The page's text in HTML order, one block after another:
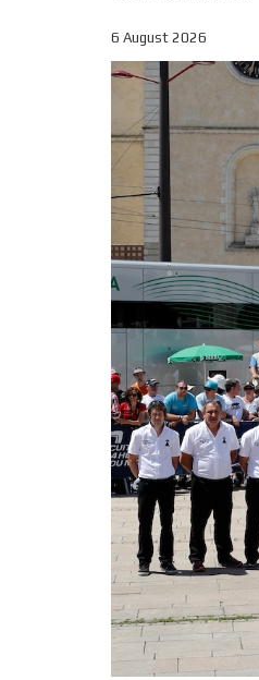
6 August 2026